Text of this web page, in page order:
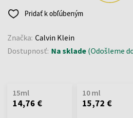
Pridať k obľúbeným
Značka: Calvin Klein
Dostupnosť: Na sklade (Odošleme
15ml
14,76 €
10 ml
15,72 €